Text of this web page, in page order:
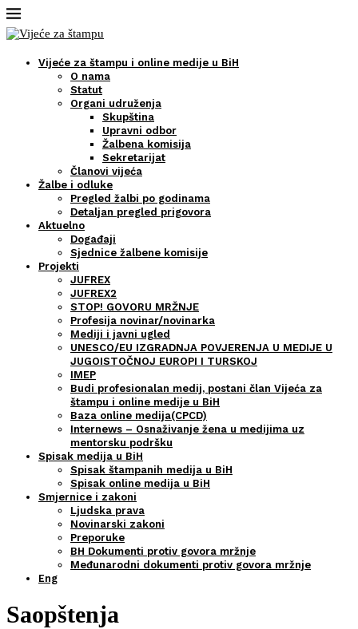
Vijeće za štampu i online medije u BiH
O nama
Statut
Organi udruženja
Skupština
Upravni odbor
Žalbena komisija
Sekretarijat
Članovi vijeća
Žalbe i odluke
Pregled žalbi po godinama
Detaljan pregled prigovora
Aktuelno
Događaji
Sjednice žalbene komisije
Projekti
JUFREX
JUFREX2
STOP! GOVORU MRŽNJE
Profesija novinar/novinarka
Mediji i javni ugled
UNESCO/EU IZGRADNJA POVJERENJA U MEDIJE U
JUGOISTOČNOJ EUROPI I TURSKOJ
IMEP
Budi profesionalan medij, postani član Vijeća za
štampu i online medije u BiH
Baza online medija(CPCD)
Internews – Osnaživanje žena u medijima uz
mentorsku podršku
Spisak medija u BiH
Spisak štampanih medija u BiH
Spisak online medija u BiH
Smjernice i zakoni
Ljudska prava
Novinarski zakoni
Preporuke
BH Dokumenti protiv govora mržnje
Međunarodni dokumenti protiv govora mržnje
Eng
Saopštenja